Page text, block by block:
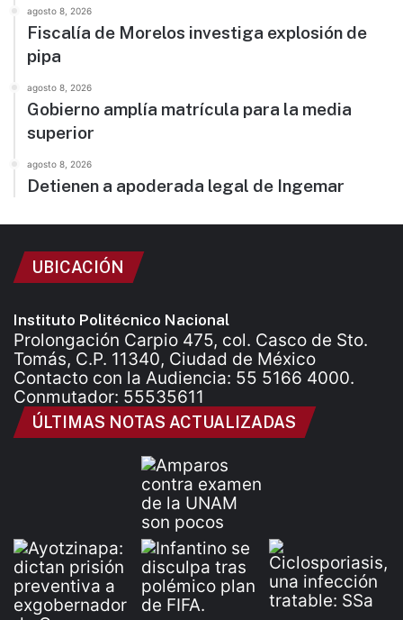
agosto 8, 2026
Fiscalía de Morelos investiga explosión de
pipa
agosto 8, 2026
Gobierno amplía matrícula para la media
superior
agosto 8, 2026
Detienen a apoderada legal de Ingemar
UBICACIÓN
Instituto Politécnico Nacional
Prolongación Carpio 475, col. Casco de Sto.
Tomás, C.P. 11340, Ciudad de México
Contacto con la Audiencia: 55 5166 4000.
Conmutador: 55535611
ÚLTIMAS NOTAS ACTUALIZADAS